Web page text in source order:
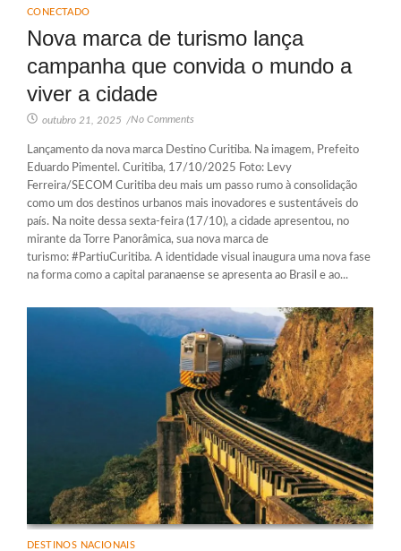
CONECTADO
Nova marca de turismo lança
campanha que convida o mundo a
viver a cidade
outubro 21, 2025 /No Comments
Lançamento da nova marca Destino Curitiba. Na imagem, Prefeito
Eduardo Pimentel. Curitiba, 17/10/2025 Foto: Levy
Ferreira/SECOM Curitiba deu mais um passo rumo à consolidação
como um dos destinos urbanos mais inovadores e sustentáveis do
país. Na noite dessa sexta-feira (17/10), a cidade apresentou, no
mirante da Torre Panorâmica, sua nova marca de
turismo: #PartiuCuritiba. A identidade visual inaugura uma nova fase
na forma como a capital paranaense se apresenta ao Brasil e ao...
DESTINOS NACIONAIS